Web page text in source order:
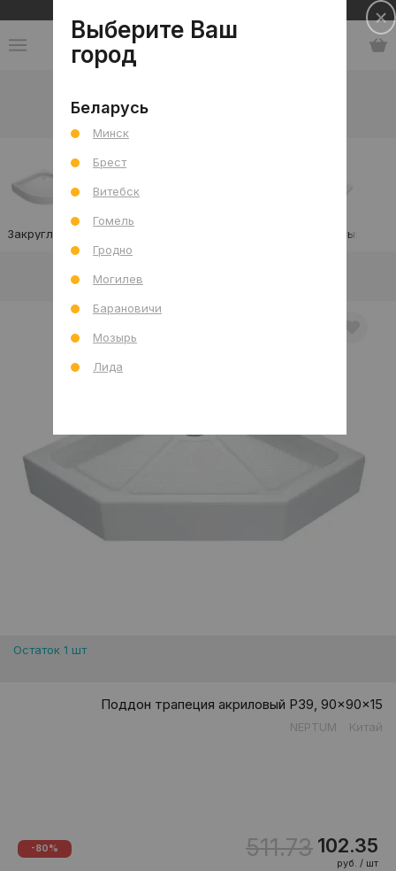
Душевой поддон
Закругленный Пятиугольный
В интерьере
Остаток 1 шт
Поддон трапеция акриловый P39, 90x90x15
NEPTUM Китай
-80% 511.73 102.35
руб. / шт
Выберите Ваш
город
Беларусь
Минск
Брест
Витебск
Гомель
Гродно
Могилев
Барановичи
Мозырь
Лида